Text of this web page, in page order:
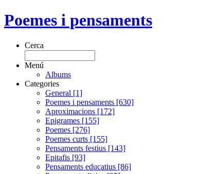
Poemes i pensaments
Cerca
Menú
Albums
Categories
General [1]
Poemes i pensaments [630]
Aproximacions [172]
Epigrames [155]
Poemes [276]
Poemes curts [155]
Pensaments festius [143]
Epitafis [93]
Pensaments educatius [86]